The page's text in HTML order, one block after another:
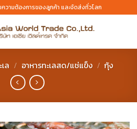
ามต้องการของลูกค้า และจัดส่งทั่วโลก
ล / อาหารทะเลสด/แช่แข็ง / กุ้ง